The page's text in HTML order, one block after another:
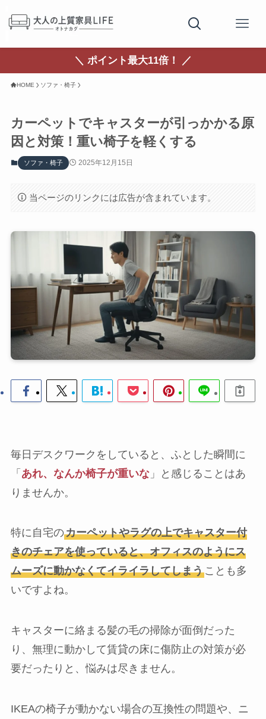
＼ ポイント最大11倍！ ／
HOME ソファ・椅子
カーペットでキャスターが引っかかる原
因と対策！重い椅子を軽くする
ソファ・椅子 2025年12月15日
当ページのリンクには広告が含まれています。
毎日デスクワークをしていると、ふとした瞬間に
「 あれ、なんか椅子が重いな」と感じることはあ
りませんか。
特に自宅のカーペットやラグの上でキャスター付
きのチェアを使っていると、オフィスのようにス
ムーズに動かなくてイライラしてしまうことも多
いですよね。
キャスターに絡まる髪の毛の掃除が面倒だった
り、無理に動かして賃貸の床に傷防止の対策が必
要だったりと、悩みは尽きません。
IKEAの椅子が動かない場合の互換性の問題や、ニ